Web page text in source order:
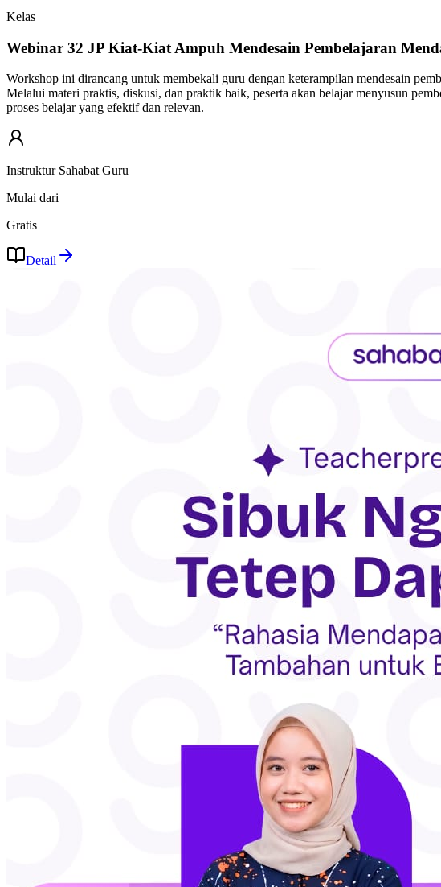
Kelas
Webinar 32 JP Kiat-Kiat Ampuh Mendesain Pembelajaran
Workshop ini dirancang untuk membekali guru dengan keterampilan mendesain
Melalui materi praktis, diskusi, dan praktik baik, peserta akan belajar menyusun
proses belajar yang efektif dan relevan.
Instruktur Sahabat Guru
Mulai dari
Gratis
Detail